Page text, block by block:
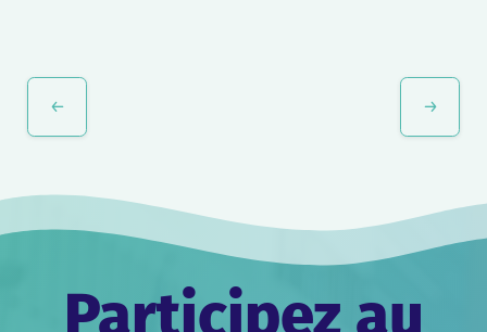
Évènement
Participez au